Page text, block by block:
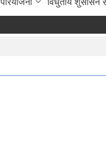
विधुतीय शुसासन